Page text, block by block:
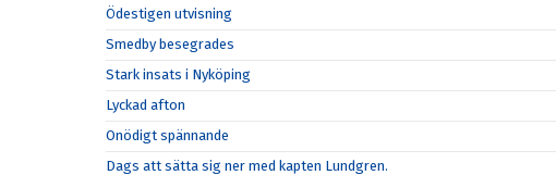
Ödestigen utvisning
Smedby besegrades
Stark insats i Nyköping
Lyckad afton
Onödigt spännande
Dags att sätta sig ner med kapten Lundgren.